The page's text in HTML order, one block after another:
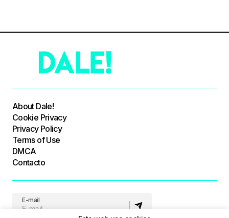
About Dale!
Cookie Privacy
Privacy Policy
Terms of Use
DMCA
Contacto
E-mail